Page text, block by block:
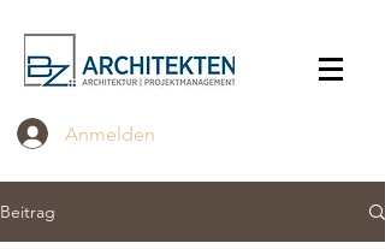
Anmelden
Beitrag